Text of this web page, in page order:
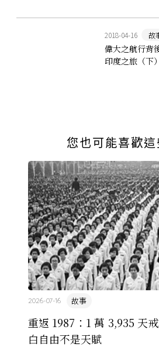
2018-04-16 故
偉大之航行
印度之旅（下）
您也可能喜歡
重返 1987：1 萬 3,935 天
白自由不是天賦
故事
2026-07-16